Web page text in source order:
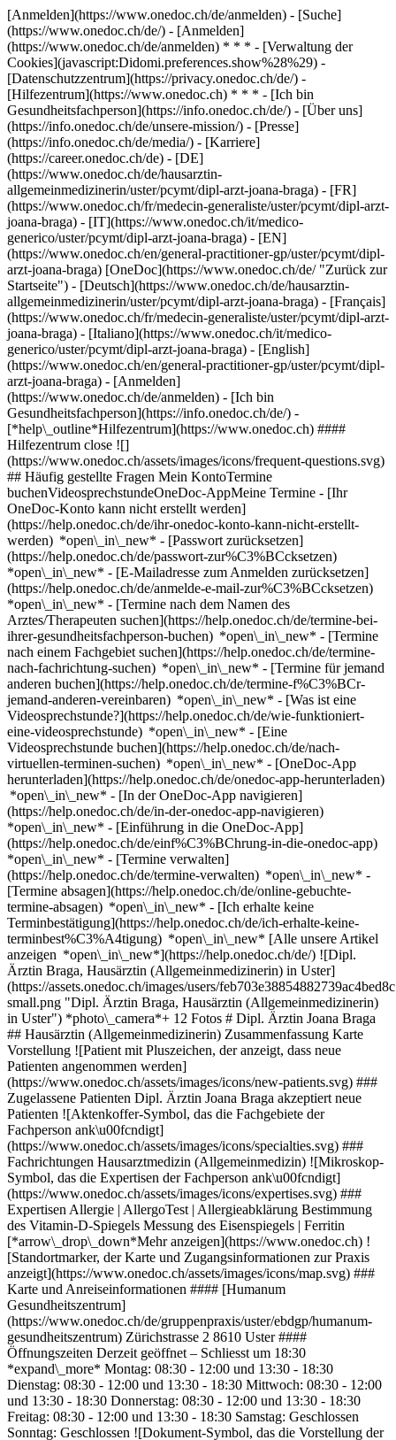
[Anmelden](https://www.onedoc.ch/de/anmelden) - [Suche]
(https://www.onedoc.ch/de/) - [Anmelden]
(https://www.onedoc.ch/de/anmelden) * * * - [Verwaltung der
Cookies](javascript:Didomi.preferences.show%28%29) -
[Datenschutzzentrum](https://privacy.onedoc.ch/de/) -
[Hilfezentrum](https://www.onedoc.ch) * * * - [Ich bin
Gesundheitsfachperson](https://info.onedoc.ch/de/) - [Über uns]
(https://info.onedoc.ch/de/unsere-mission/) - [Presse]
(https://info.onedoc.ch/de/media/) - [Karriere]
(https://career.onedoc.ch/de) - [DE]
(https://www.onedoc.ch/de/hausarztin-
allgemeinmedizinerin/uster/pcymt/dipl-arzt-joana-braga) - [FR]
(https://www.onedoc.ch/fr/medecin-generaliste/uster/pcymt/dipl-arzt-
joana-braga) - [IT](https://www.onedoc.ch/it/medico-
generico/uster/pcymt/dipl-arzt-joana-braga) - [EN]
(https://www.onedoc.ch/en/general-practitioner-gp/uster/pcymt/dipl-
arzt-joana-braga) [OneDoc](https://www.onedoc.ch/de/ "Zurück zur
Startseite") - [Deutsch](https://www.onedoc.ch/de/hausarztin-
allgemeinmedizinerin/uster/pcymt/dipl-arzt-joana-braga) - [Français]
(https://www.onedoc.ch/fr/medecin-generaliste/uster/pcymt/dipl-arzt-
joana-braga) - [Italiano](https://www.onedoc.ch/it/medico-
generico/uster/pcymt/dipl-arzt-joana-braga) - [English]
(https://www.onedoc.ch/en/general-practitioner-gp/uster/pcymt/dipl-
arzt-joana-braga) - [Anmelden]
(https://www.onedoc.ch/de/anmelden) - [Ich bin
Gesundheitsfachperson](https://info.onedoc.ch/de/) -
[*help\_outline*Hilfezentrum](https://www.onedoc.ch) ####
Hilfezentrum close ![]
(https://www.onedoc.ch/assets/images/icons/frequent-questions.svg)
## Häufig gestellte Fragen Mein KontoTermine
buchenVideosprechstundeOneDoc-AppMeine Termine - [Ihr
OneDoc-Konto kann nicht erstellt werden]
(https://help.onedoc.ch/de/ihr-onedoc-konto-kann-nicht-erstellt-
werden) *open\_in\_new* - [Passwort zurücksetzen]
(https://help.onedoc.ch/de/passwort-zur%C3%BCcksetzen)
*open\_in\_new* - [E-Mailadresse zum Anmelden zurücksetzen]
(https://help.onedoc.ch/de/anmelde-e-mail-zur%C3%BCcksetzen)
*open\_in\_new* - [Termine nach dem Namen des
Arztes/Therapeuten suchen](https://help.onedoc.ch/de/termine-bei-
ihrer-gesundheitsfachperson-buchen) *open\_in\_new* - [Termine
nach einem Fachgebiet suchen](https://help.onedoc.ch/de/termine-
nach-fachrichtung-suchen) *open\_in\_new* - [Termine für jemand
anderen buchen](https://help.onedoc.ch/de/termine-f%C3%BCr-
jemand-anderen-vereinbaren) *open\_in\_new* - [Was ist eine
Videosprechstunde?](https://help.onedoc.ch/de/wie-funktioniert-
eine-videosprechstunde) *open\_in\_new* - [Eine
Videosprechstunde buchen](https://help.onedoc.ch/de/nach-
virtuellen-terminen-suchen) *open\_in\_new* - [OneDoc-App
herunterladen](https://help.onedoc.ch/de/onedoc-app-herunterladen)
*open\_in\_new* - [In der OneDoc-App navigieren]
(https://help.onedoc.ch/de/in-der-onedoc-app-navigieren)
*open\_in\_new* - [Einführung in die OneDoc-App]
(https://help.onedoc.ch/de/einf%C3%BChrung-in-die-onedoc-app)
*open\_in\_new* - [Termine verwalten](https://help.onedoc.ch/de/termine-verwalten) *open\_in\_new* - [Termine absagen](https://help.onedoc.ch/de/online-gebuchte-termine-absagen) *open\_in\_new* - [Ich erhalte keine Terminbestätigung](https://help.onedoc.ch/de/ich-erhalte-keine-terminbest%C3%A4tigung) *open\_in\_new* [Alle unsere Artikel anzeigen *open\_in\_new*](https://help.onedoc.ch/de/) ![Dipl. Ärztin Braga, Hausärztin (Allgemeinmedizinerin) in Uster](https://assets.onedoc.ch/images/users/feb703e38854882739ac4bed8c7f7b0436c16b36b93879d49ea4d5d566fc5a3f-small.png "Dipl. Ärztin Braga, Hausärztin (Allgemeinmedizinerin) in Uster") *photo\_camera*+ 12 Fotos # Dipl. Ärztin Joana Braga ## Hausärztin (Allgemeinmedizinerin) Zusammenfassung Karte Vorstellung ![Patient mit Pluszeichen, der anzeigt, dass neue Patienten angenommen werden](https://www.onedoc.ch/assets/images/icons/new-patients.svg) ### Zugelassene Patienten Dipl. Ärztin Joana Braga akzeptiert neue Patienten ![Aktenkoffer-Symbol, das die Fachgebiete der Fachperson ank\u00fcndigt](https://www.onedoc.ch/assets/images/icons/specialties.svg) ### Fachrichtungen Hausarztmedizin (Allgemeinmedizin) ![Mikroskop-Symbol, das die Expertisen der Fachperson ank\u00fcndigt](https://www.onedoc.ch/assets/images/icons/expertises.svg) ### Expertisen Allergie | AllergoTest | Allergieabklärung Bestimmung des Vitamin-D-Spiegels Messung des Eisenspiegels | Ferritin [*arrow\_drop\_down*Mehr anzeigen](https://www.onedoc.ch) ![Standortmarker, der Karte und Zugangsinformationen zur Praxis anzeigt](https://www.onedoc.ch/assets/images/icons/map.svg) ### Karte und Anreiseinformationen #### [Humanum Gesundheitszentrum](https://www.onedoc.ch/de/gruppenpraxis/uster/ebdgp/humanum-gesundheitszentrum) Zürichstrasse 2 8610 Uster #### Öffnungszeiten Derzeit geöffnet – Schliesst um 18:30 *expand\_more* Montag: 08:30 - 12:00 und 13:30 - 18:30 Dienstag: 08:30 - 12:00 und 13:30 - 18:30 Mittwoch: 08:30 - 12:00 und 13:30 - 18:30 Donnerstag: 08:30 - 12:00 und 13:30 - 18:30 Freitag: 08:30 - 12:00 und 13:30 - 18:30 Samstag: Geschlossen Sonntag: Geschlossen ![Dokument-Symbol, das die Vorstellung der Praxis ankündigt](https://www.onedoc.ch/assets/images/icons/presentation.svg) ### Vorstellung der Gesundheitsfachperson Dipl. med. Joana Braga ist Fachärztin für Allgemeine Innere Medizin und Hausärztin bei der Praxis Humanum in Zürich. Sie bietet eine umfassende Grundversorgung für Patientinnen und Patienten jeden Alters mit persönlicher und individueller Betreuung. [*arrow\_drop\_down*Mehr anzeigen](https://www.onedoc.ch) [![Dipl. Ärztin Braga, Hausärztin (Allgemeinmedizinerin) in Uster](https://assets.onedoc.ch/images/users/feb703e38854882739ac4bed8c7f7b0436c16b36b93879d49ea4d5d566fc5a3f-small.png "Dipl. Ärztin Braga, Hausärztin (Allgemeinmedizinerin) in Uster")](https://assets.onedoc.ch/images/users/feb703e38854882739ac4bed8c7f7b0436c16b36b93879d49ea4d5d566fc5a3f.png)[![Humanum Gesundheitszentrum, Gruppenpraxis in Uster](https://assets.onedoc.ch/images/entities/d82be5c84dce405cc0d0fc17f2aba2895dc1ebfbde00a55fb2201e7db338aee5-small.png "Humanum Gesundheitszentrum, Gruppenpraxis in Uster")](https://assets.onedoc.ch/images/entities/d82be5c84dce405cc0d0fc17f2aba2895dc1ebfbde00a55fb2201e7db338aee5.png)[![Humanum Gesundheitszentrum, Gruppenpraxis in Uster](https://assets.onedoc.ch/images/entities/2ad8666466c7385ef4f185d0a5c7b504b0b4188862aa41e7d660658c1bc85f04-small.png "Humanum Gesundheitszentrum, Gruppenpraxis in Uster")](https://assets.onedoc.ch/images/entities/2ad8666466c7385ef4f185d0a5c7b504b0b4188862aa41e7d660658c1bc85f04.png)[![Humanum Gesundheitszentrum, Gruppenpraxis in Uster](https://assets.onedoc.ch/images/entities/0f64222c049787928e912e41779fd8e2b1b8c5f5eadc836ef349b2feb500d4b5-small.png "Humanum Gesundheitszentrum, Gruppenpraxis in Uster")](https://assets.onedoc.ch/images/entities/0f64222c049787928e912e41779fd8e2b1b8c5f5eadc836ef349b2feb500d4b5.png)[![Humanum Gesundheitszentrum, Gruppenpraxis in Uster](https://assets.onedoc.ch/images/entities/e4b1dd50a205ac20e19c06c048a3692af03a1743963a6f2289977feb6d80aead-small.png "Humanum Gesundheitszentrum, Gruppenpraxis in Uster")](https://assets.onedoc.ch/images/entities/e4b1dd50a205ac20e19c06c048a3692af03a1743963a6f2289977feb6d80aead.png)[![Humanum Gesundheitszentrum, Gruppenpraxis in Uster](https://assets.onedoc.ch/images/entities/7053cf7e30178541954362a6015dcba63b63799e2f758d1092e767a0dd0f4348-small.png "Humanum Gesundheitszentrum, Gruppenpraxis in Uster")](https://assets.onedoc.ch/images/entities/7053cf7e30178541954362a6015dcba63b63799e2f758d1092e767a0dd0f4348.png)[![Humanum Gesundheitszentrum, Gruppenpraxis in Uster](https://assets.onedoc.ch/images/entities/4d21918956907b707cab88ebdf80f1933ba48969d8e562be4ce41a14a9eb40e0-small.png "Humanum Gesundheitszentrum, Gruppenpraxis in Uster")](https://assets.onedoc.ch/images/entities/4d21918956907b707cab88ebdf80f1933ba48969d8e562be4ce41a14a9eb40e0.png)[![Humanum Gesundheitszentrum, Gruppenpraxis in Uster](https://assets.onedoc.ch/images/entities/4fb4ce49a8fd5c0f2ec72e676f7bdc75cd69addd8f630dc42453850207b43ab3-small.png "Humanum Gesundheitszentrum, Gruppenpraxis in Uster")](https://assets.onedoc.ch/images/entities/4fb4ce49a8fd5c0f2ec72e676f7bdc75cd69addd8f630dc42453850207b43ab3.png)[![Humanum Gesundheitszentrum, Gruppenpraxis in Uster](https://assets.onedoc.ch/images/entities/355e2d4acd323cbd62f87c87065d5d7e26c2cb919d55c2025b0f6c2053e88136-small.png "Humanum Gesundheitszentrum, Gruppenpraxis in Uster")](https://assets.onedoc.ch/images/entities/355e2d4acd323cbd62f87c87065d5d7e26c2cb919d55c2025b0f6c2053e88136.png)[![Humanum Gesundheitszentrum, Gruppenpraxis in Uster](https://assets.onedoc.ch/images/entities/767cec16d684f1bec5b13f7b81647cadca7a8ad47886fd152a98d459cf080296-small.png "Humanum Gesundheitszentrum, Gruppenpraxis in Uster")](https://assets.onedoc.ch/images/entities/767cec16d684f1bec5b13f7b81647cadca7a8ad47886fd152a98d459cf080296.png)[![Humanum Gesundheitszentrum, Gruppenpraxis in Uster](https://assets.onedoc.ch/images/entities/72a659f5f529c8903ecf29ec1ba1535f375f78beaa0d6572cefc04d8650a2439-small.png "Humanum Gesundheitszentrum, Gruppenpraxis in Uster")](https://assets.onedoc.ch/images/entities/72a659f5f529c8903ecf29ec1ba1535f375f78beaa0d6572cefc04d8650a2439.png)[![Humanum Gesundheitszentrum, Gruppenpraxis in Uster](https://assets.onedoc.ch/images/entities/15b2550ec341ed7c806ac9f341a24429d99c8ba408fe978a004e5ba32547e94c-small.png "Humanum Gesundheitszentrum, Gruppenpraxis in Uster")](https://assets.onedoc.ch/images/entities/15b2550ec341ed7c806ac9f341a24429d99c8ba408fe978a004e5ba32547e94c.png)[![Humanum Gesundheitszentrum, Gruppenpraxis in Uster](https://assets.onedoc.ch/images/entities/516d3dc73f18f9fe638e606851bdde72b41be90dca259546fc0c381fc8bcc06f-small.png "Humanum Gesundheitszentrum, Gruppenpraxis in Uster")](https://assets.onedoc.ch/images/entities/516d3dc73f18f9fe638e606851bdde72b41be90dca259546fc0c381fc8bcc06f.png) * * * #### Gesprochene Sprachen Deutsch, Portugiesisch und Englisch #### Website [Zur Website *open\_in\_new*](https://www.humanum.swiss) ![Sprechblasen-Symbol, das den FAQ-Bereich ank\u00fcndigt](https://www.onedoc.ch/assets/images/icons/faq.svg) ### FAQ *expand\_more* *keyboard\_arrow\_right* ## Wie lautet die Adresse von Dipl. Ärztin Joana Braga? Dipl. Ärztin Joana Braga empfängt Patienten hier: Zürichstrasse 2, 8610 Uster. * * * *keyboard\_arrow\_right* ## Welche Sprachen werden von Dipl. Ärztin Joana Braga gesprochen? Dipl. Ärztin Joana Braga behandelt Patienten auf Deutsch, Portugiesisch und Englisch. * * * *keyboard\_arrow\_right* ## Wie sind die Öffnungszeiten von Dipl. Ärztin Joana Braga? Die Öffnungszeiten von Dipl. Ärztin Joana Braga sind: - #### [Humanum Gesundheitszentrum](https://www.onedoc.ch/de/gruppenpraxis/uster/ebdgp/humanum-gesundheitszentrum) : Zürichstrasse 2, 8610 Uster - Am Montag von 08:30 bis 12:00 und von 13:30 bis 18:30 Uhr - Am Dienstag von 08:30 bis 12:00 und von 13:30 bis 18:30 Uhr - Am Mittwoch von 08:30 bis 12:00 und von 13:30 bis 18:30 Uhr - Am Donnerstag von 08:30 bis 12:00 und von 13:30 bis 18:30 Uhr - Am Freitag von 08:30 bis 12:00 und von 13:30 bis 18:30 Uhr - Am Samstag geschlossen Uhr - Am Sonntag geschlossen Uhr * * * *keyboard\_arrow\_right* ## Was ist die Adresse der Website von Dipl. Ärztin Joana Braga? Die Website von Dipl. Ärztin Joana Braga können Sie unter [https://www.humanum.swiss *open\_in\_new*](https://www.humanum.swiss) aufrufen. * * * *keyboard\_arrow\_right* ## Wie lautet die Telefonnummer von Dipl. Ärztin Joana Braga? Die Telefonnummer von Dipl. Ärztin Joana Braga ist [044 711 11 77](tel:+41447111177). * * * *keyboard\_arrow\_right* ## Nimmt Dipl. Ärztin Joana Braga neue Patienten auf? Ja, Dipl. Ärztin Joana Braga nimmt neue Patienten an. Um einen Termin zu vereinbaren, können neue Patienten einfach online über OneDoc buchen. * * * *keyboard\_arrow\_right* ## Was sind die Fachgebiete von Dipl. Ärztin Joana Braga? Dipl. Ärztin Joana Braga führt [Hausarztmedizin (Allgemeinmedizin)](https://www.onedoc.ch/de/hausarzt-allgemeinmedizin/uster) in Uster durch. * * * *keyboard\_arrow\_right* ## Was sind die Expertisen von Dipl. Ärztin Joana Braga? Die Expertisen von Dipl. Ärztin Joana Braga in Uster sind: [Allergie | AllergoTest | Allergieabklärung](https://www.onedoc.ch/de/allergie-allergotest-allergieabklarung/uster), [Bestimmung des Vitamin-D-Spiegels](https://www.onedoc.ch/de/bestimmung-des-vitamin-d-spiegels/uster) und [Messung des Eisenspiegels | Ferritin](https://www.onedoc.ch/de/messung-des-eisenspiegels-ferritin/uster). 1. [OneDoc](https://www.onedoc.ch/de/)/ 2. [Hausarzt (Allgemeinmedizin)](https://www.onedoc.ch/de/hausarzt-allgemeinmedizin)/ 3. [Kanton Zürich](https://www.onedoc.ch/de/hausarzt-allgemeinmedizin/kanton-zurich)/ 4. [Uster](https://www.onedoc.ch/de/hausarzt-allgemeinmedizin/uster)/ 5. Dipl. Ärztin Joana Braga ### Te